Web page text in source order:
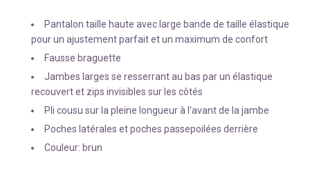
Pantalon taille haute avec large bande de taille élastique
pour un ajustement parfait et un maximum de confort
Fausse braguette
Jambes larges se resserrant au bas par un élastique
recouvert et zips invisibles sur les côtés
Pli cousu sur la pleine longueur à l'avant de la jambe
Poches latérales et poches passepoilées derrière
Couleur: brun